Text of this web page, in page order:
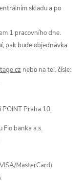
skladu a po
1 pracovního dne.
pak bude objednávka
nebo na tel. čísle:
Praha 10:
Fio banka a.s.
MasterCard)